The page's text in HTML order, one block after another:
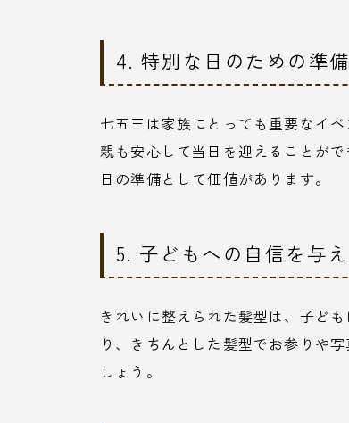
4. 特別な日のための準備
七五三は家族にとっても重要なイ
親も安心して当日を迎えることが
日の準備として価値があります。
5. 子どもへの自信を与え
きれいに整えられた髪型は、子ど
り、きちんとした髪型でお参りや
しょう。